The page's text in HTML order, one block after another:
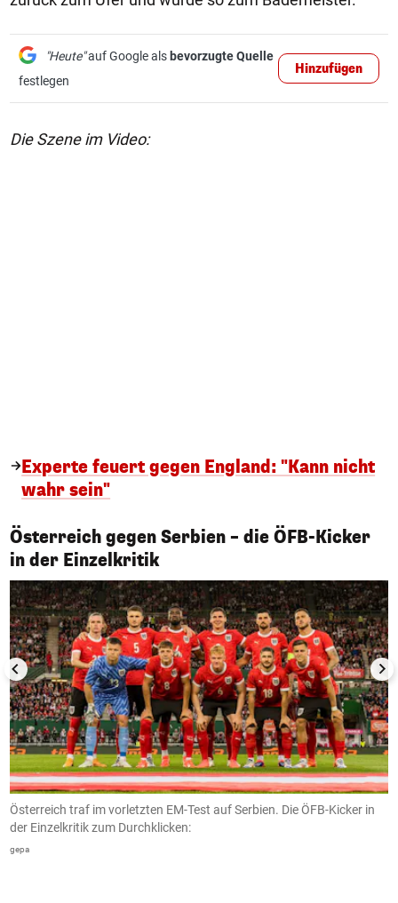
"Heute"auf Google als bevorzugte Quelle
festlegen
Hinzufügen
Die Szene im Video:
Experte feuert gegen England: "Kann nicht
wahr sein"
Österreich gegen Serbien – die ÖFB-Kicker
in der Einzelkritik
1/15
Österreich traf im vorletzten EM-Test auf Serbien. Die ÖFB-Kicker in
der Einzelkritik zum Durchklicken:
gepa